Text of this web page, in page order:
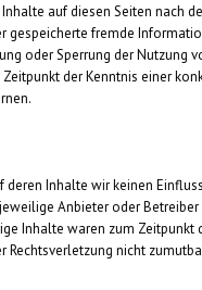
auf diesen Seiten nach
fremde
oder Sperrung der
der Kenntnis einer
Inhalte wir keinen
Anbieter oder
Inhalte waren zum
nicht